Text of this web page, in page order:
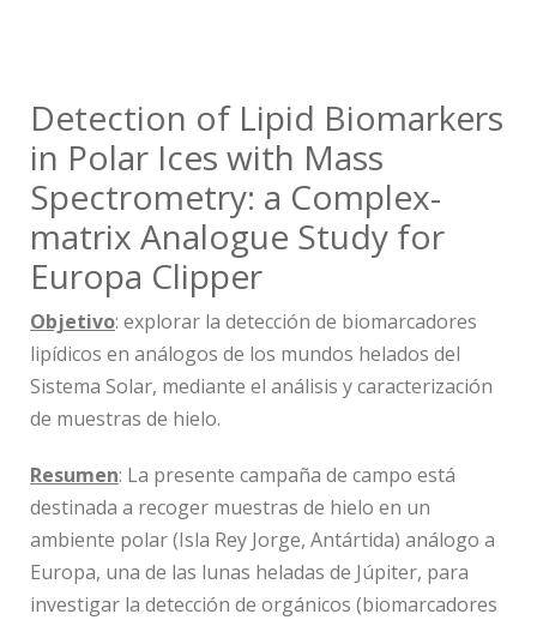
Detection of Lipid Biomarkers
in Polar Ices with Mass
Spectrometry: a Complex-
matrix Analogue Study for
Europa Clipper
Objetivo: explorar la detección de biomarcadores
lipídicos en análogos de los mundos helados del
Sistema Solar, mediante el análisis y caracterización
de muestras de hielo.
Resumen: La presente campaña de campo está
destinada a recoger muestras de hielo en un
ambiente polar (Isla Rey Jorge, Antártida) análogo a
Europa, una de las lunas heladas de Júpiter, para
investigar la detección de orgánicos (biomarcadores